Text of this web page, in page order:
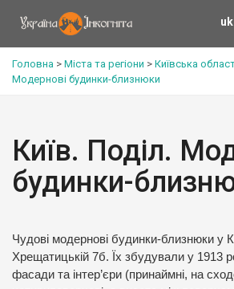
uk
Головна > Міста та регіони > Київська
Модернові будинки-близнюки
Київ. Поділ.
будинки-
Чудові модернові будинки-близнюки у
Хрещатицькій 7б. Їх збудували у 1913
фасади та інтер’єри (принаймні, на